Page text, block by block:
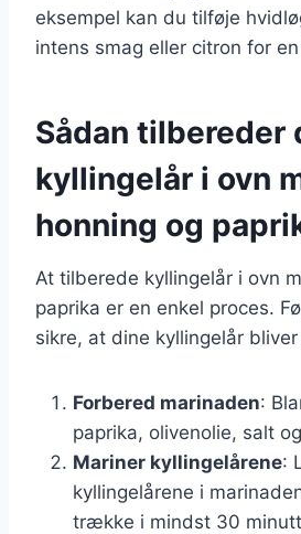
eksempel kan du tilføje
intens smag eller citron for
Sådan tilbereder
kyllingelår i ovn
honning og
At tilberede kyllingelår i ovn
paprika er en enkel proces.
sikre, at dine kyllingelår
Forbered marinaden:
paprika, olivenolie, salt
Mariner kyllingelårene:
kyllingelårene i
trække i mindst 30